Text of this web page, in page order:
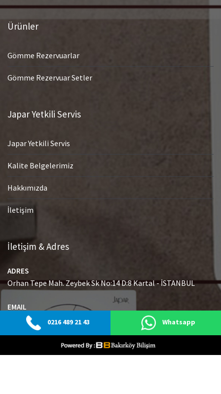
Ürünler
Gömme Rezervuarlar
Gömme Rezervuar Setler
Japar Yetkili Servis
Japar Yetkili Servis
Kalite Belgelerimiz
Hakkımızda
İletişim
İletişim & Adres
ADRES
Orhan Tepe Mah. Zeybek Sk No:14 D:8 Kartal - İSTANBUL
EMAIL
info@japaryetkiliservisi.net
0216 489 21 43
0216 489 21 43 Whatsapp